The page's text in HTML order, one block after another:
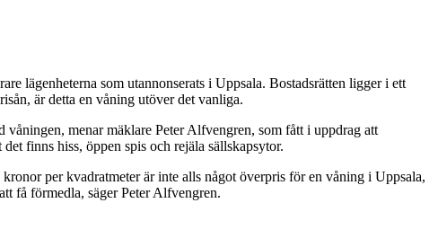
lägenheterna som utannonserats i Uppsala. Bostadsrätten ligger i ett
är detta en våning utöver det vanliga.
menar mäklare Peter Alfvengren, som fått i uppdrag att
finns hiss, öppen spis och rejäla sällskapsytor.
per kvadratmeter är inte alls något överpris för en våning i Uppsala,
få förmedla, säger Peter Alfvengren.